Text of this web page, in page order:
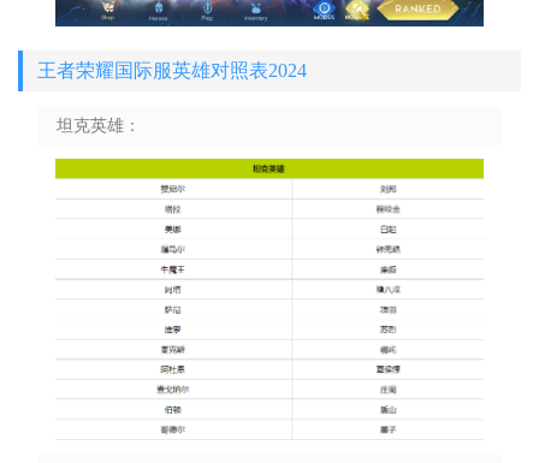
王者荣耀国际服英雄对照表2024
坦克英雄：